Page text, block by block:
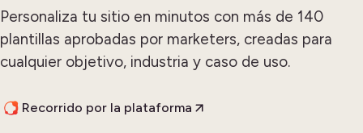
Personaliza tu sitio en minutos con más de 140
plantillas aprobadas por marketers, creadas para
cualquier objetivo, industria y caso de uso.
Recorrido por la plataforma